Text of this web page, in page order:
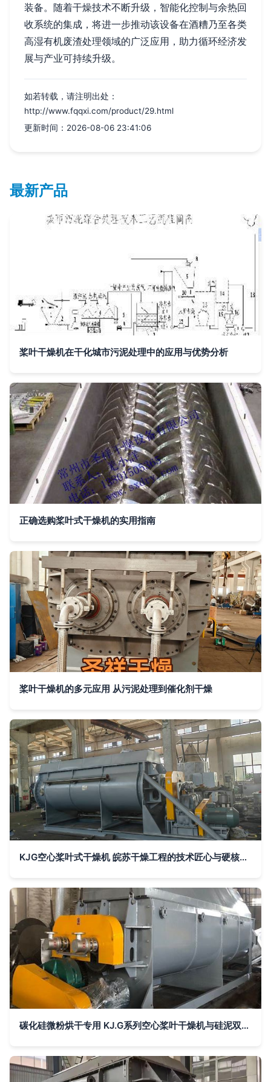
装备。随着干燥技术不断升级，智能化控制与余热回
收系统的集成，将进一步推动该设备在酒糟乃至各类
高湿有机废渣处理领域的广泛应用，助力循环经济发
展与产业可持续升级。
如若转载，请注明出处：
http://www.fqqxi.com/product/29.html
更新时间：2026-08-06 23:41:06
最新产品
桨叶干燥机在干化城市污泥处理中的应用与优势分析
正确选购桨叶式干燥机的实用指南
桨叶干燥机的多元应用 从污泥处理到催化剂干燥
KJG空心桨叶式干燥机 皖苏干燥工程的技术匠心与硬核实力
碳化硅微粉烘干专用 KJ.G系列空心桨叶干燥机与硅泥双浆叶干化烘干机技术解析